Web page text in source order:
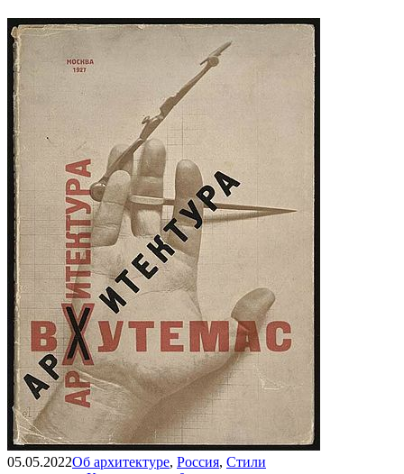
05.05.2022Об архитектуре, Россия, Стили